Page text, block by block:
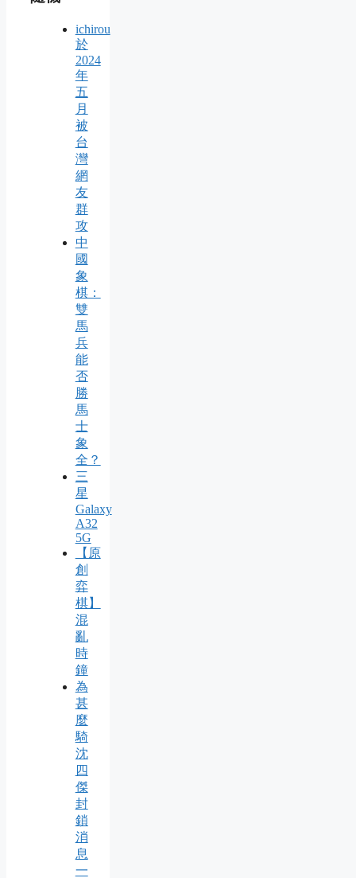
ichirou
於
2024
年
五
月
被
台
灣
網
友
群
攻
中
國
象
棋：
雙
馬
兵
能
否
勝
馬
士
象
全？
三
星
Galaxy
A32
5G
【原
創
弈
棋】
混
亂
時
鐘
為
甚
麼
騎
沈
四
傑
封
鎖
消
息
一